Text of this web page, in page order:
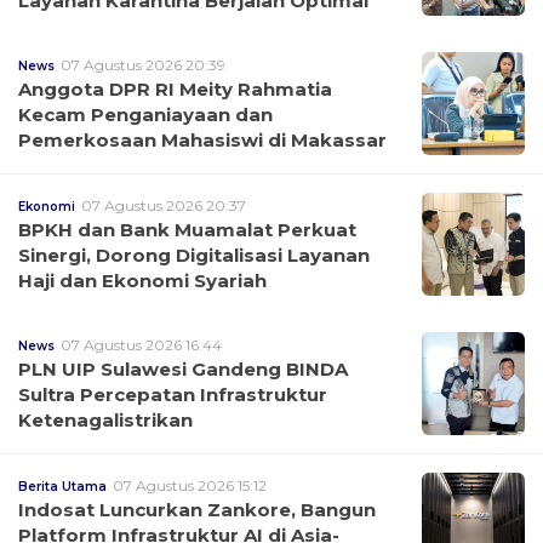
News 07 Agustus 2026 20:39
Anggota DPR RI Meity Rahmatia
Kecam Penganiayaan dan
Pemerkosaan Mahasiswi di Makassar
Ekonomi 07 Agustus 2026 20:37
BPKH dan Bank Muamalat Perkuat
Sinergi, Dorong Digitalisasi Layanan
Haji dan Ekonomi Syariah
News 07 Agustus 2026 16:44
PLN UIP Sulawesi Gandeng BINDA
Sultra Percepatan Infrastruktur
Ketenagalistrikan
Berita Utama 07 Agustus 2026 15:12
Indosat Luncurkan Zankore, Bangun
Platform Infrastruktur AI di Asia-